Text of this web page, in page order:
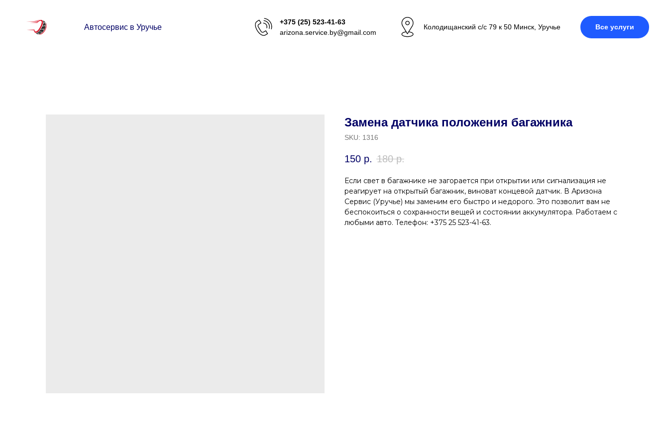
Автосервис в Уручье
+375 (25) 523-41-63
arizona.service.by@gmail.com
Колодищанский с/с 79 к 50 Минск, Уручье Все услуги
Замена датчика положения багажника
SKU: 1316
150 р. 180 р.
Если свет в багажнике не загорается при открытии или сигнализация не
реагирует на открытый багажник, виноват концевой датчик. В Аризона
Сервис (Уручье) мы заменим его быстро и недорого. Это позволит вам не
беспокоиться о сохранности вещей и состоянии аккумулятора. Работаем с
любыми авто. Телефон: +375 25 523-41-63.